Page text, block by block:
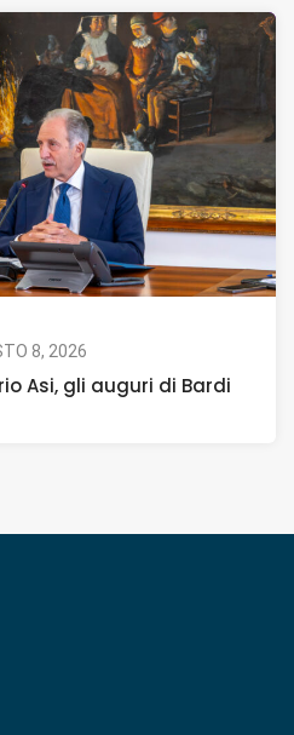
8, 2026
Asi, gli auguri di Bardi